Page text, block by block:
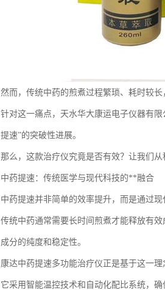
然而，传统中药的煎煮过程繁琐、耗时较长
针对这一痛点，天水华大康运电子仪器有
提速”的突破性进展。
那么，这款治疗仪究竟是否有效？让我们
中药提速：传统医学与现代科技的**融合
中药提速并非简单的效率提升，而是通过
传统中药通常需要长时间煎煮才能释放有
成分的纯度和稳定性。
康达中药提速多功能治疗仪正是基于这一理
它采用智能温控技术和自动化配比系统，